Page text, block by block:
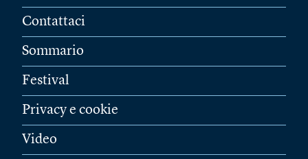
Contattaci
Sommario
Festival
Privacy e cookie
Video